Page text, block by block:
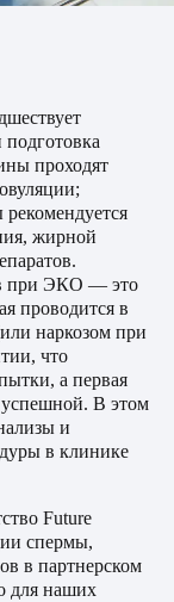
проходят
жирной
при ЭКО — это
проводится в
наркозом при
что
а первая
успешной. В этом
и
в клинике
Future
спермы,
в партнерском
для наших